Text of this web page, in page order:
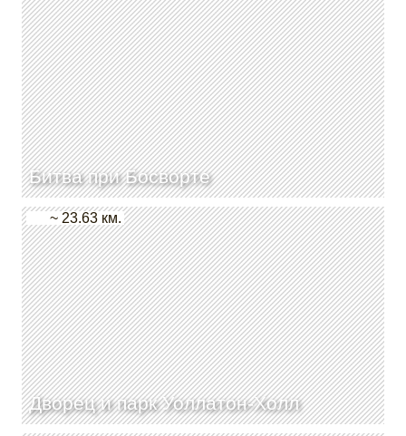
Битва при Босворте
Дворец и парк Уоллатон-Холл
~ 23.63 км.